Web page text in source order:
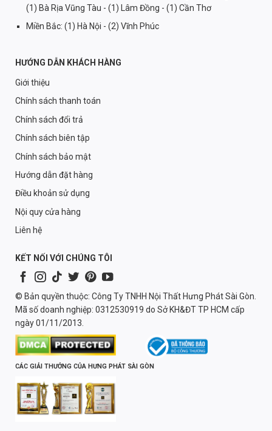
(1) Bà Rịa Vũng Tàu - (1) Lâm Đồng - (1) Cần Thơ
Miền Bắc: (1) Hà Nội - (2) Vĩnh Phúc
HƯỚNG DẪN KHÁCH HÀNG
Giới thiệu
Chính sách thanh toán
Chính sách đổi trả
Chính sách biên tập
Chính sách bảo mật
Hướng dẫn đặt hàng
Điều khoản sử dụng
Nội quy cửa hàng
Liên hệ
KẾT NỐI VỚI CHÚNG TÔI
© Bản quyền thuộc: Công Ty TNHH Nội Thất Hưng Phát Sài Gòn.
Mã số doanh nghiệp: 0312530919 do Sở KH&ĐT TP HCM cấp
ngày 01/11/2013.
CÁC GIẢI THƯỞNG CỦA HƯNG PHÁT SÀI GÒN